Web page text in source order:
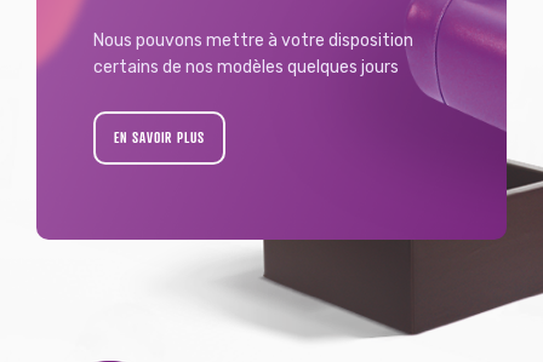
Nous pouvons mettre à votre disposition
certains de nos modèles quelques jours
EN SAVOIR PLUS